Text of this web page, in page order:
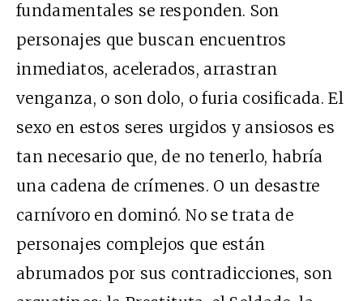
fundamentales se responden. Son
personajes que buscan encuentros
inmediatos, acelerados, arrastran
venganza, o son dolo, o furia cosificada. El
sexo en estos seres urgidos y ansiosos es
tan necesario que, de no tenerlo, habría
una cadena de crímenes. O un desastre
carnívoro en dominó. No se trata de
personajes complejos que están
abrumados por sus contradicciones, son